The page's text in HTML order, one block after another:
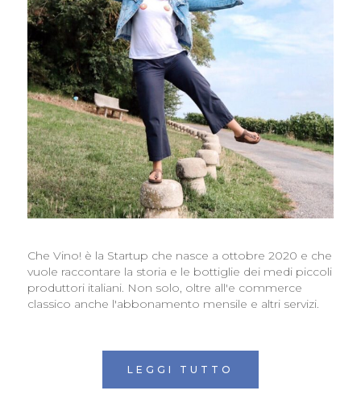
Che Vino! è la Startup che nasce a ottobre 2020 e che
vuole raccontare la storia e le bottiglie dei medi piccoli
produttori italiani. Non solo, oltre all'e commerce
classico anche l'abbonamento mensile e altri servizi.
LEGGI TUTTO